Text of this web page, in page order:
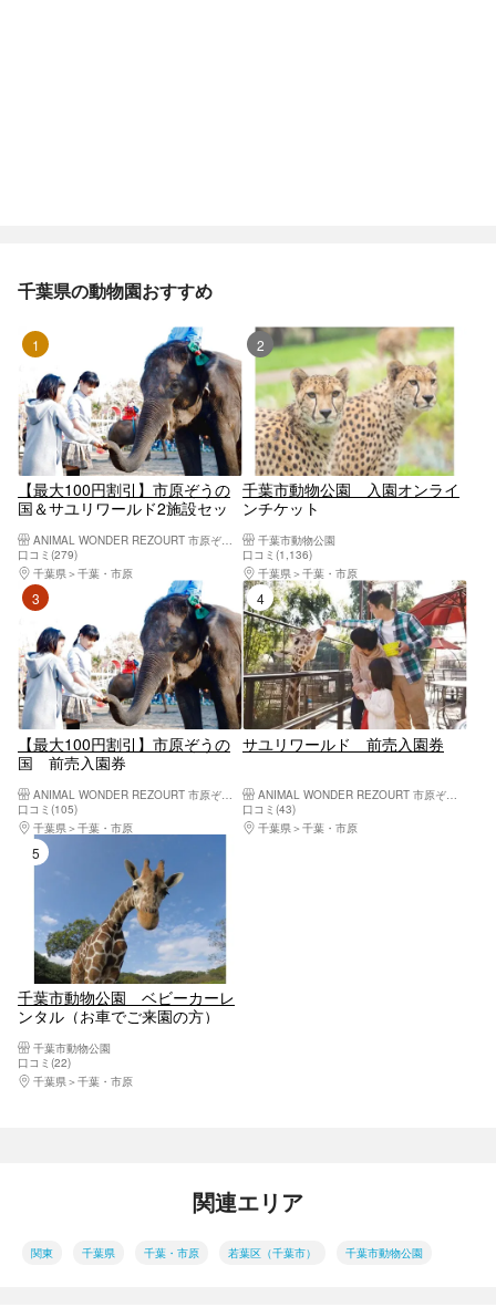
千葉県の動物園おすすめ
【最大100円割引】市原ぞうの
国＆サユリワールド2施設セッ
ANIMAL WONDER REZOURT 市原ぞうの国・サユリワールド
口コミ(279)
千葉県
千葉・市原
2位
千葉市動物公園 入園オンライ
ンチケット
千葉市動物公園
口コミ(1,136)
千葉県
千葉・市原
【最大100円割引】市原ぞうの
国 前売入園券
口コミ(105)
千葉県
千葉・市原
4位
サユリワールド 前売入園券
口コミ(43)
千葉県
千葉・市原
千葉市動物公園 ベビーカーレ
ンタル（お車でご来園の方）
千葉市動物公園
口コミ(22)
千葉県
千葉・市原
関連エリア
関東 千葉県 千葉・市原 若葉区（千葉市） 千葉市動物公園